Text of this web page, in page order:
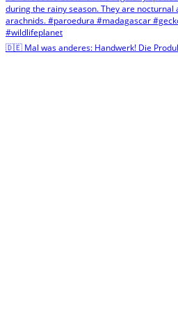
🇩🇪 Mal was anderes: Handwerk! Die